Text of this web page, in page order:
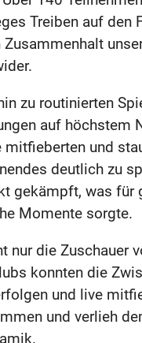
Treiben auf den
zu routinierten
auf höchstem
mitfieberten und
deutlich zu
gekämpft, was für
Momente sorgte.
nur die Zuschauer
konnten die
und live
und verlieh